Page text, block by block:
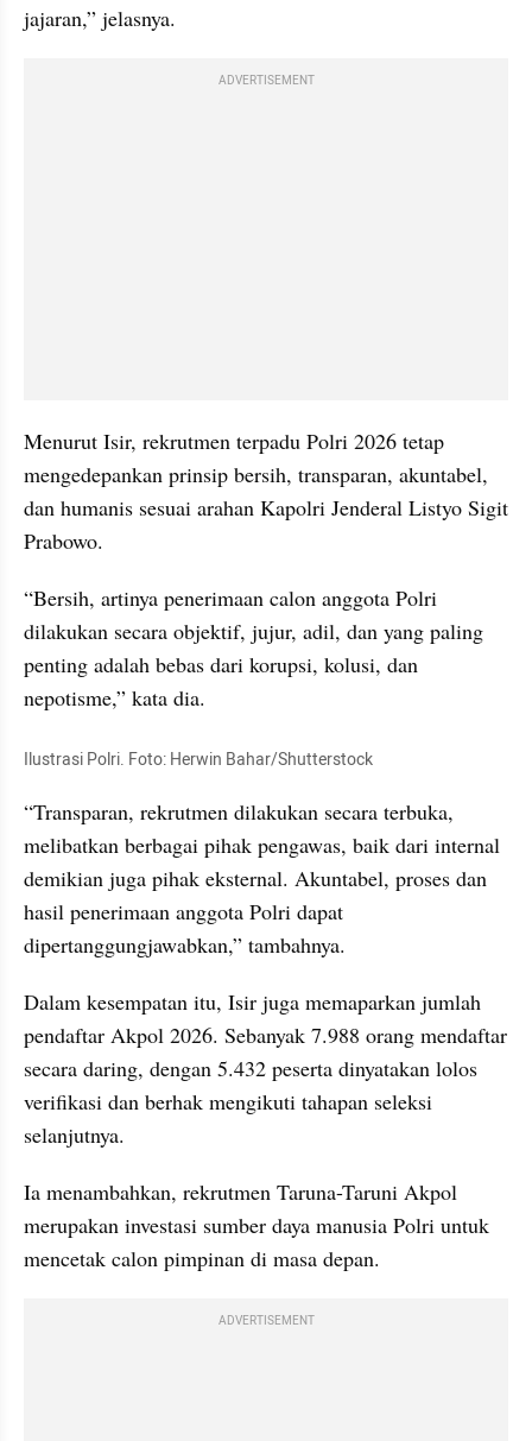
jajaran,” jelasnya.
ADVERTISEMENT
Menurut Isir, rekrutmen terpadu Polri 2026 tetap
mengedepankan prinsip bersih, transparan, akuntabel,
dan humanis sesuai arahan Kapolri Jenderal Listyo Sigit
Prabowo.
“Bersih, artinya penerimaan calon anggota Polri
dilakukan secara objektif, jujur, adil, dan yang paling
penting adalah bebas dari korupsi, kolusi, dan
nepotisme,” kata dia.
Ilustrasi Polri. Foto: Herwin Bahar/Shutterstock
“Transparan, rekrutmen dilakukan secara terbuka,
melibatkan berbagai pihak pengawas, baik dari internal
demikian juga pihak eksternal. Akuntabel, proses dan
hasil penerimaan anggota Polri dapat
dipertanggungjawabkan,” tambahnya.
Dalam kesempatan itu, Isir juga memaparkan jumlah
pendaftar Akpol 2026. Sebanyak 7.988 orang mendaftar
secara daring, dengan 5.432 peserta dinyatakan lolos
verifikasi dan berhak mengikuti tahapan seleksi
selanjutnya.
Ia menambahkan, rekrutmen Taruna-Taruni Akpol
merupakan investasi sumber daya manusia Polri untuk
mencetak calon pimpinan di masa depan.
ADVERTISEMENT